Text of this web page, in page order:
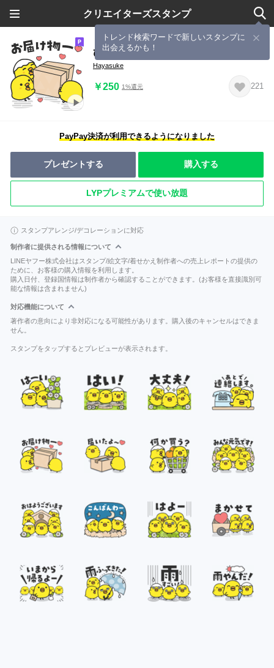
クリエイターズスタンプ
トレンド検索ワードで新しいスタンプに
出会えるかも！
ひよこがいっぱい いつもの連絡
Hayasuke
￥250 1%還元 221
PayPay決済が利用できるようになりました
プレゼントする 購入する
LYPプレミアムで使い放題
スタンプアレンジ/デコレーションに対応
制作者に提供される情報について
LINEヤフー株式会社はスタンプ/絵文字/着せかえ制作者への売上レポートの提供の
ために、お客様の購入情報を利用します。
購入日付、登録国情報は制作者から確認することができます。(お客様を直接識別可
能な情報は含まれません)
対応機能について
著作者の意向により非対応になる可能性があります。購入後のキャンセルはできま
せん。
スタンプをタップするとプレビューが表示されます。